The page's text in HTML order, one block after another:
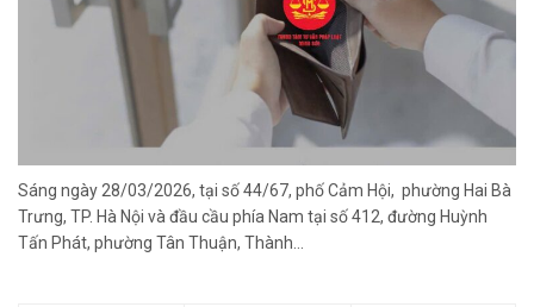
Sáng ngày 28/03/2026, tại số 44/67, phố Cảm Hội, phường Hai Bà
Trưng, TP. Hà Nội và đầu cầu phía Nam tại số 412, đường Huỳnh
Tấn Phát, phường Tân Thuận, Thành...